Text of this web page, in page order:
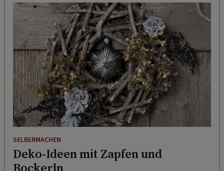
SELBERMACHEN
Deko-Ideen mit Zapfen und
Bockerln